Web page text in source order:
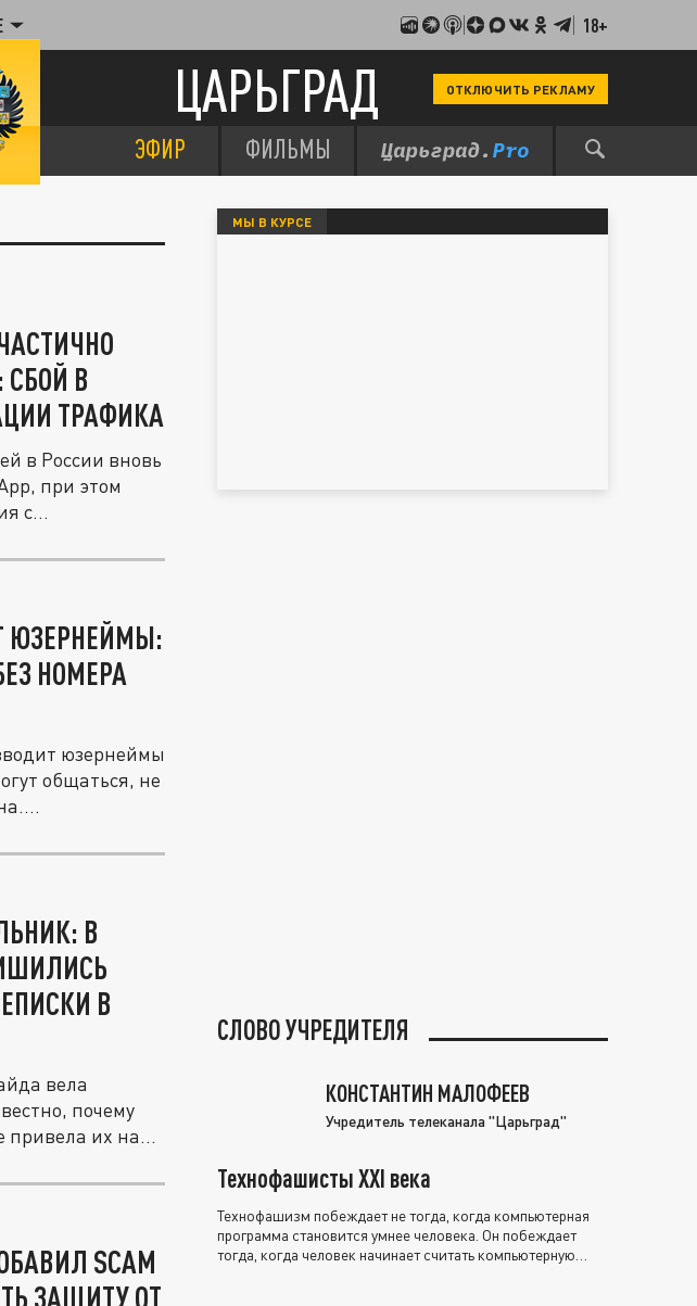
18+
ЦАРЬГРАД ОТКЛЮЧИТЬ РЕКЛАМУ
ЭФИР ФИЛЬМЫ
СБОЙ В
ТРАФИКА
в России вновь
при этом
с...
ЮЗЕРНЕЙМЫ:
НОМЕРА
юзернеймы
общаться, не
В
В
вела
почему
привела их на...
SCAM
ЗАЩИТУ ОТ
МЫ В КУРСЕ
СЛОВО УЧРЕДИТЕЛЯ
КОНСТАНТИН МАЛОФЕЕВ
Учредитель телеканала "Царьград"
Технофашисты XXI века
Технофашизм побеждает не тогда, когда компьютерная
программа становится умнее человека. Он побеждает
тогда, когда человек начинает считать компьютерную